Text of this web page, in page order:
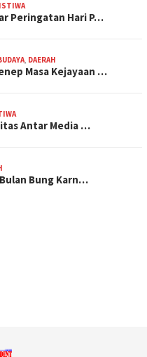
Peringatan Hari P…
, DAERAH
Masa Kejayaan …
Antar Media …
Bung Karn…